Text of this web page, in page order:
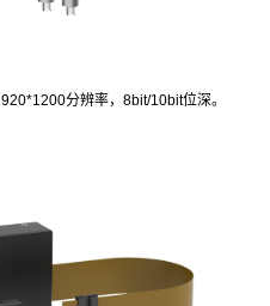
分辨率，8bit/10bit位深。